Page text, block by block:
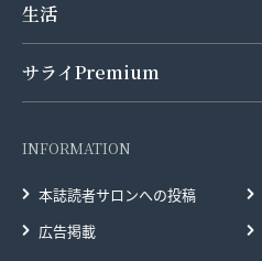
生活
サライPremium
INFORMATION
本誌読者サロンへの投稿
広告掲載